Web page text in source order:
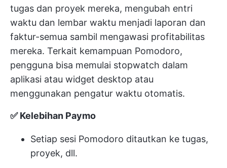
tugas dan proyek mereka, mengubah entri
waktu dan lembar waktu menjadi laporan dan
faktur-semua sambil mengawasi profitabilitas
mereka. Terkait kemampuan Pomodoro,
pengguna bisa memulai stopwatch dalam
aplikasi atau widget desktop atau
menggunakan pengatur waktu otomatis.
✅ Kelebihan Paymo
Setiap sesi Pomodoro ditautkan ke tugas,
proyek, dll.